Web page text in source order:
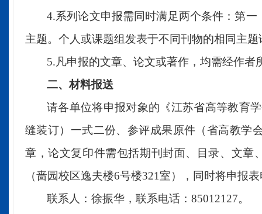
4.系列论文申报需同时满足两个条件：第
主题。个人或课题组发表于不同刊物的相同主
5.凡申报的文章、 论文或著作，均需经作者
二、材料报送
请各单位将申报对象的 《江苏省高等教育
缝装订）一式二份、参评成果原件（省高教学
章，论文复印件需包括期刊封面、目录、文章
（啬园校区逸夫楼6号楼321室），同时将申报
联系人：徐振华 ， 联系电话： 85012127。